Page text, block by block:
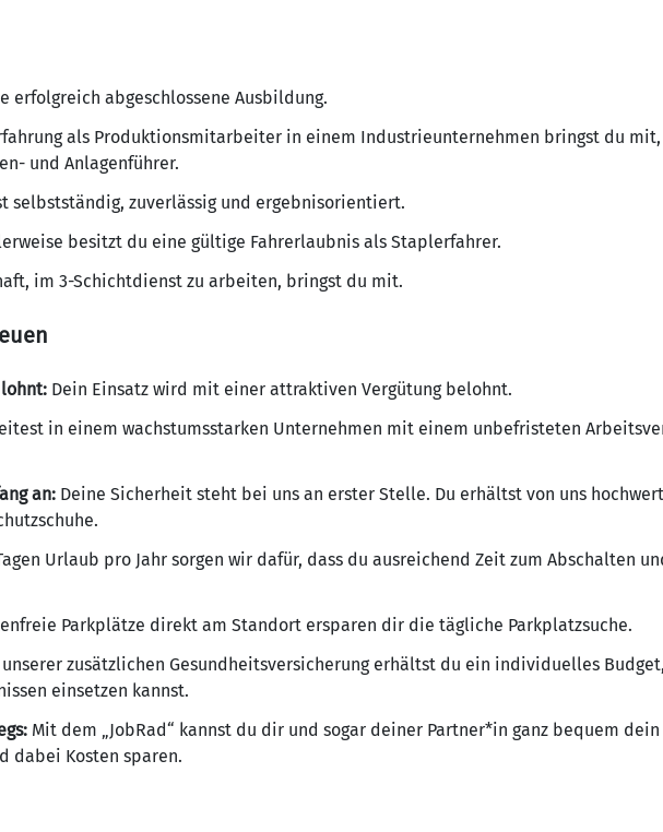
erfolgreich abgeschlossene Ausbildung.
als Produktionsmitarbeiter in einem Industrieunternehmen bringst du mit,
und Anlagenführer.
selbstständig, zuverlässig und ergebnisorientiert.
besitzt du eine gültige Fahrerlaubnis als Staplerfahrer.
im 3-Schichtdienst zu arbeiten, bringst du mit.
Dein Einsatz wird mit einer attraktiven Vergütung belohnt.
in einem wachstumsstarken Unternehmen mit einem unbefristeten
an: Deine Sicherheit steht bei uns an erster Stelle. Du erhältst von uns
Urlaub pro Jahr sorgen wir dafür, dass du ausreichend Zeit zum Abschalten
Parkplätze direkt am Standort ersparen dir die tägliche Parkplatzsuche.
zusätzlichen Gesundheitsversicherung erhältst du ein individuelles
einsetzen kannst.
Mit dem „JobRad“ kannst du dir und sogar deiner Partner*in ganz bequem dein
dabei Kosten sparen.